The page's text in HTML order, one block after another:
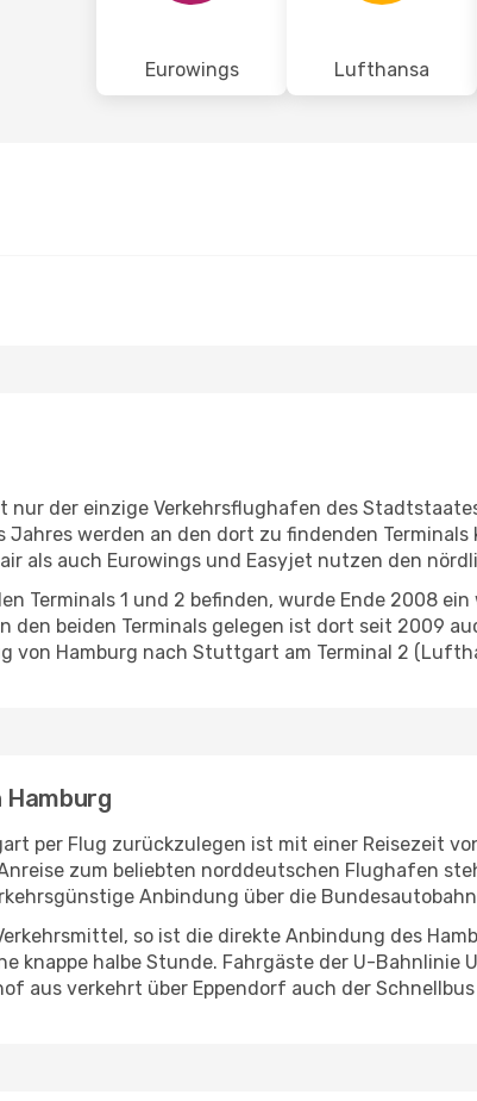
Eurowings Lufthansa
nur der einzige Verkehrsflughafen des
Jahres werden an den dort zu findenden
als auch Eurowings und Easyjet nutzen den
Terminals 1 und 2 befinden, wurde Ende 2008
den beiden Terminals gelegen ist dort seit 2009
von Hamburg nach Stuttgart am Terminal 2
Hamburg
per Flug zurückzulegen ist mit einer Reisezeit
zum beliebten norddeutschen Flughafen
Anbindung über die
so ist die direkte Anbindung des
knappe halbe Stunde. Fahrgäste der U-Bahnlinie
aus verkehrt über Eppendorf auch der